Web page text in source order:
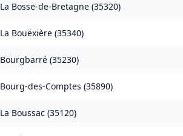
La Bosse-de-Bretagne (35320)
La Bouëxière (35340)
Bourgbarré (35230)
Bourg-des-Comptes (35890)
La Boussac (35120)